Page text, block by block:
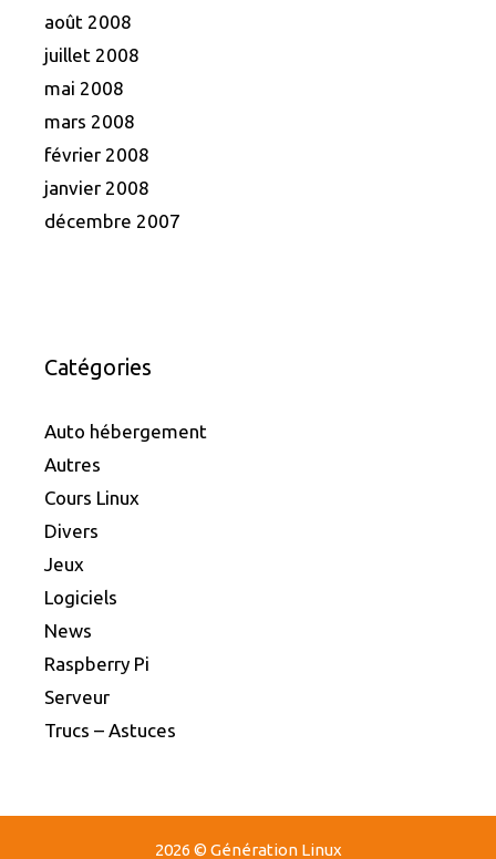
août 2008
juillet 2008
mai 2008
mars 2008
février 2008
janvier 2008
décembre 2007
Catégories
Auto hébergement
Autres
Cours Linux
Divers
Jeux
Logiciels
News
Raspberry Pi
Serveur
Trucs – Astuces
2026 © Génération Linux